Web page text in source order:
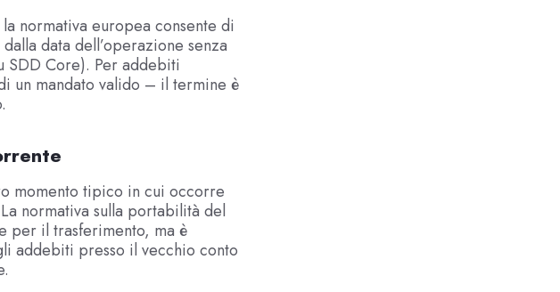
normativa europea consente di
data dell’operazione senza
SDD Core). Per addebiti
un mandato valido – il termine è
momento tipico in cui occorre
normativa sulla portabilità del
per il trasferimento, ma è
addebiti presso il vecchio conto